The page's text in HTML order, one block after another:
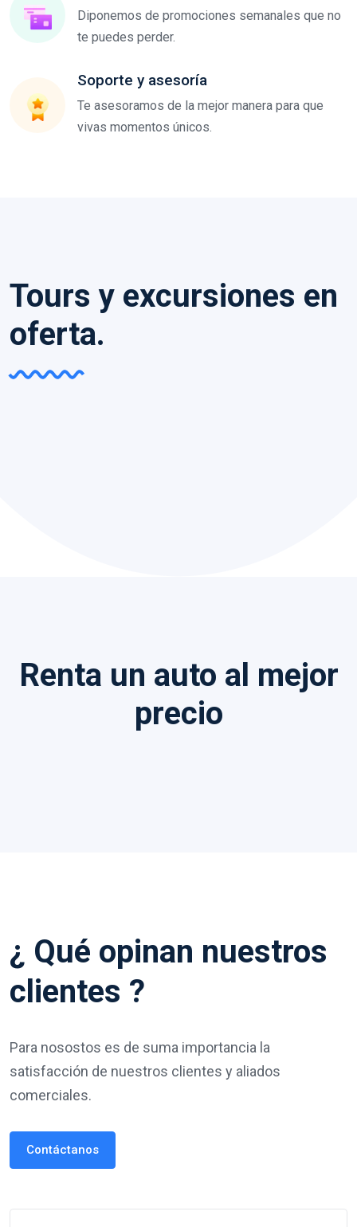
Diponemos de promociones semanales que no
te puedes perder.
Soporte y asesoría
Te asesoramos de la mejor manera para que
vivas momentos únicos.
Tours y excursiones en
oferta.
Renta un auto al mejor
precio
¿ Qué opinan nuestros
clientes ?
Para nosostos es de suma importancia la
satisfacción de nuestros clientes y aliados
comerciales.
Contáctanos